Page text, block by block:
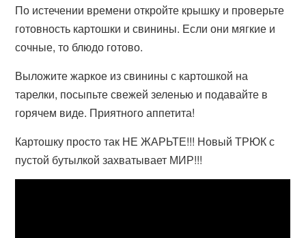
По истечении времени откройте крышку и проверьте
готовность картошки и свинины. Если они мягкие и
сочные, то блюдо готово.
Выложите жаркое из свинины с картошкой на
тарелки, посыпьте свежей зеленью и подавайте в
горячем виде. Приятного аппетита!
Картошку просто так НЕ ЖАРЬТЕ!!! Новый ТРЮК с
пустой бутылкой захватывает МИР!!!